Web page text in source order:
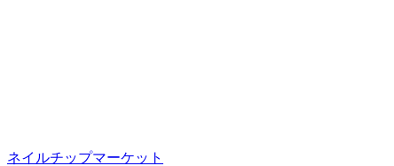
ネイルチップマーケット